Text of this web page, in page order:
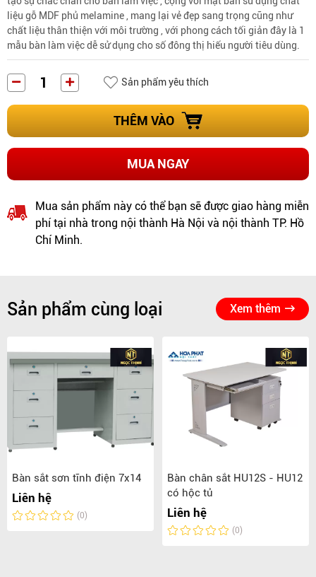
liệu gỗ MDF phủ melamine , mang lại vẻ đẹp sang trọng cũng như
chất liệu thân thiện với môi trường , với phong cách tối giản đây là 1
mẫu bàn làm việc dễ sử dụng cho số đông thị hiếu người tiêu dùng.
Sản phẩm yêu thích
THÊM VÀO
MUA NGAY
Mua sản phẩm này có thể bạn sẽ được giao hàng miễn
phí tại nhà trong nội thành Hà Nội và nội thành TP. Hồ
Chí Minh.
Sản phẩm cùng loại Xem thêm
Bàn sắt sơn tĩnh điện 7x14
Liên hệ
(0)
Bàn chân sắt HU12S - HU12
có hộc tủ
Liên hệ
(0)